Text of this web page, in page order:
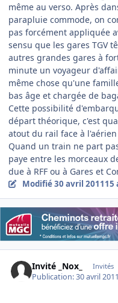
même au verso. Après
parapluie commode, on
pas forcément appliquée
sensu que les gares TGV
autres grandes gares à
minute un voyageur
même chose qu'une
bas âge et chargée de
Cette possibilité
départ théorique, c'est
atout du rail face à l'aérien
Quand un train ne part
paye entre les morceaux
due à RFF ou à Gares et
Modifié30 avril 201115
Invité _Nox_ Invités
Publication:30 avril 2011